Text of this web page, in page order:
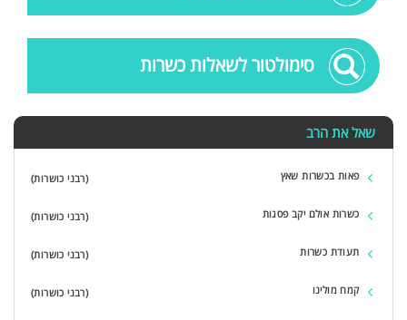
סימולטור לשאלות כשרות
שאל את הרב
(רבני כושרות) פאות בכשרות שאץ
(רבני כושרות) כשרות אולם יקב פסגות
(רבני כושרות) תעודת כשרות
(רבני כושרות) קמח מולינו